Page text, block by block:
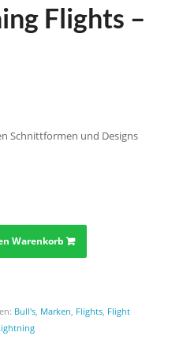
Flights –
Schnittformen und Designs
Warenkorb
Bull's, Marken, Flights, Flight